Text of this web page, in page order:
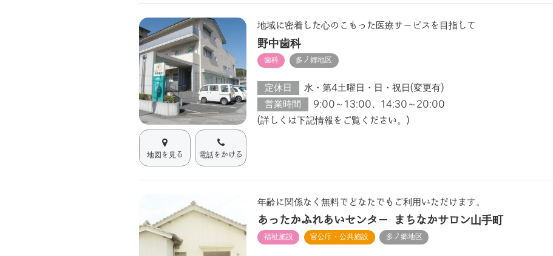
地図を見る 電話をかける
地域に密着した心のこもった医療サービスを目指して
野中歯科
歯科 多ノ郷地区
定休日
水・第4土曜日・日・祝日(変更有)
営業時間
9:00～13:00、14:30～20:00
(詳しくは下記情報をご覧ください。)
年齢に関係なく無料でどなたでもご利用いただけます。
あったかふれあいセンター まちなかサロン山手町
福祉施設 官公庁・公共施設 多ノ郷地区